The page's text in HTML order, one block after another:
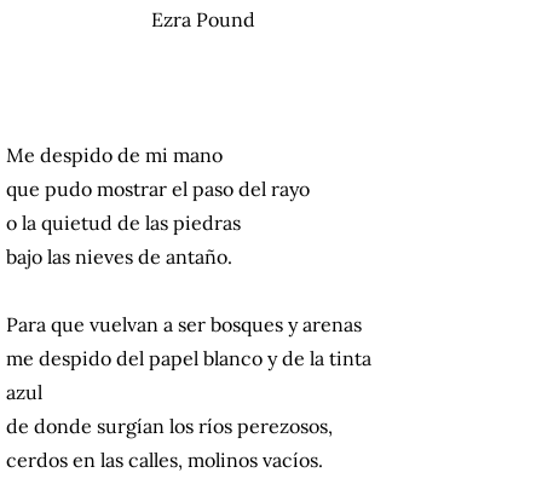
Ezra Pound
Me despido de mi mano
que pudo mostrar el paso del rayo
o la quietud de las piedras
bajo las nieves de antaño.
Para que vuelvan a ser bosques y arenas
me despido del papel blanco y de la tinta
azul
de donde surgían los ríos perezosos,
cerdos en las calles, molinos vacíos.